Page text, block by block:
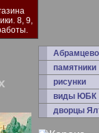
8, 9,
Абрамцево
памятники
рисунки
виды ЮБК
дворцы